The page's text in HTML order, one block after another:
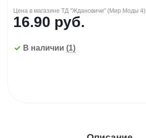
Цена в магазине ТД "Ждановичи" (Мир Моды 4)
16.90 руб.
В наличии (1)